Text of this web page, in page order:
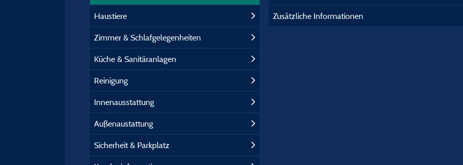
Haustiere
Zimmer & Schlafgelegenheiten
Küche & Sanitäranlagen
Reinigung
Innenausstattung
Außenaustattung
Sicherheit & Parkplatz
Zusätzliche Informationen